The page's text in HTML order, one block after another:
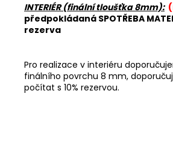
INTERIÉR (finální tloušťka 8mm):
předpokládaná SPOTŘEBA
rezerva
Pro realizace v interiéru
finálního povrchu 8 mm,
počítat s 10% rezervou.